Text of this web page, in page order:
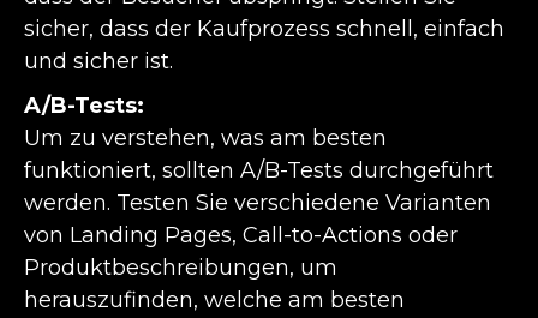
sicher, dass der Kaufprozess schnell, einfach
und sicher ist.
A/B-Tests:
Um zu verstehen, was am besten
funktioniert, sollten A/B-Tests durchgeführt
werden. Testen Sie verschiedene Varianten
von Landing Pages, Call-to-Actions oder
Produktbeschreibungen, um
herauszufinden, welche am besten